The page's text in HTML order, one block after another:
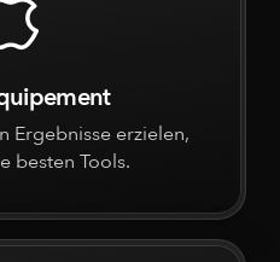
Ergebnisse erzielen,
besten Tools.